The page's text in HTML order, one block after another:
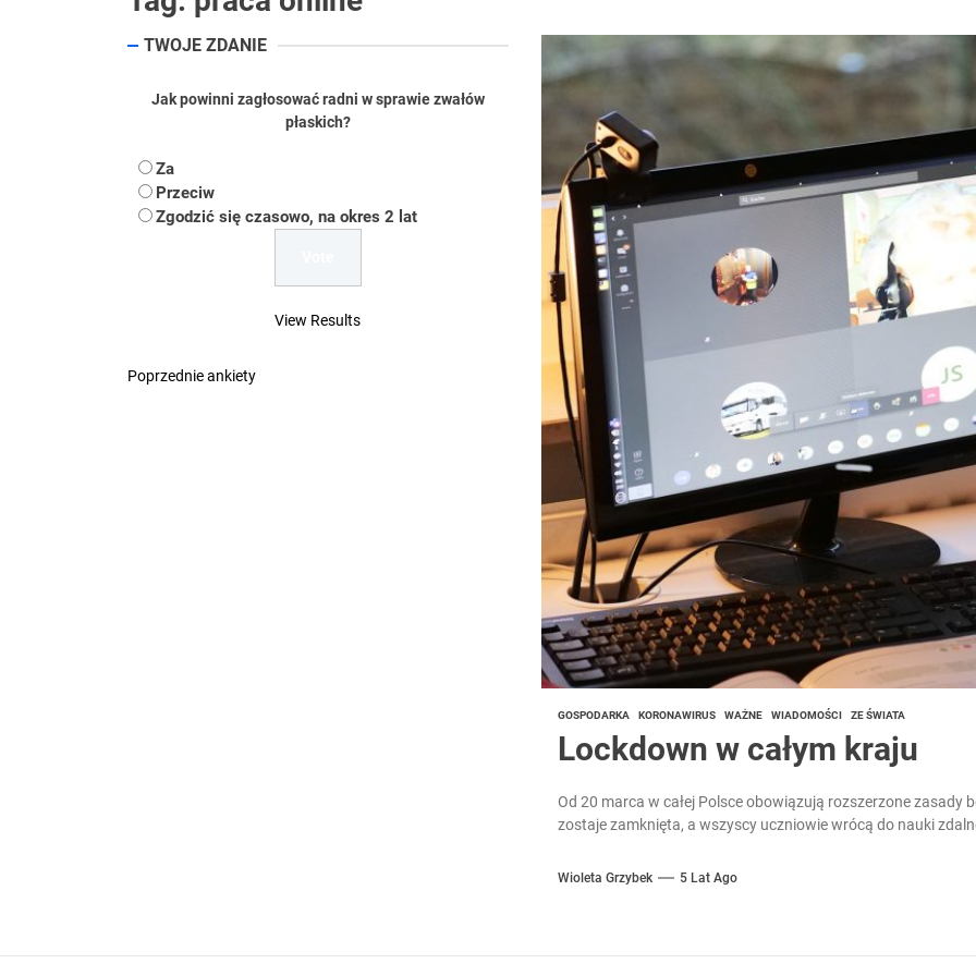
Uwaga Dębieńsko – woda nieprzydatna do spożycia!!!
Ilu mieszkańców ma Rybnik?
Dość komentowania kolejnych afer w ochronie zdrowia — czas zacząć mówić o
GOSPODARKA KORONAWIRUS WAŻNE WIADOMOŚCI ZE ŚWIATA
Lockdown w całym kraju
Od 20 marca w całej Polsce obowiązują rozszerzone zasady
zostaje zamknięta, a wszyscy uczniowie wrócą do nauki
Wioleta Grzybek 5 Lat Ago
TWOJE ZDANIE
Jak powinni zagłosować radni w sprawie zwałów
płaskich?
Za
Przeciw
Zgodzić się czasowo, na okres 2 lat
View Results
Poprzednie ankiety